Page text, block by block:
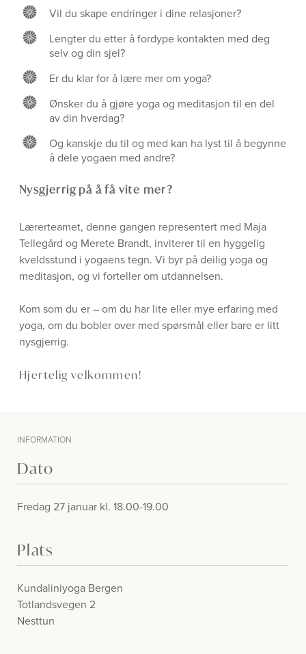
Vil du skape endringer i dine relasjoner?
Lengter du etter å fordype kontakten med deg
selv og din sjel?
Er du klar for å lære mer om yoga?
Ønsker du å gjøre yoga og meditasjon til en del
av din hverdag?
Og kanskje du til og med kan ha lyst til å begynne
å dele yogaen med andre?
Nysgjerrig på å få vite mer?
Lærerteamet, denne gangen representert med Maja
Tellegård og Merete Brandt, inviterer til en hyggelig
kveldsstund i yogaens tegn. Vi byr på deilig yoga og
meditasjon, og vi forteller om utdannelsen.
Kom som du er – om du har lite eller mye erfaring med
yoga, om du bobler over med spørsmål eller bare er litt
nysgjerrig.
Hjertelig velkommen!
INFORMATION
Dato
Fredag 27 januar kl. 18.00-19.00
Plats
Kundaliniyoga Bergen
Totlandsvegen 2
Nesttun